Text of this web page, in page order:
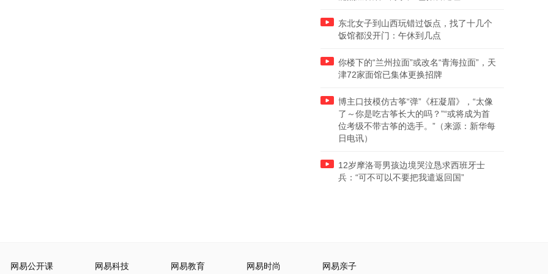
东北女子到山西玩错过饭点，找了十几个
饭馆都没开门：午休到几点
你楼下的“兰州拉面”或改名“青海拉面”，天
津72家面馆已集体更换招牌
博主口技模仿古筝“弹”《枉凝眉》，“太像
了～你是吃古筝长大的吗？”“或将成为首
位考级不带古筝的选手。”（来源：新华每
日电讯）
12岁摩洛哥男孩边境哭泣恳求西班牙士
兵：“可不可以不要把我遣返回国”
网易公开课 网易科技 网易教育 网易时尚 网易亲子